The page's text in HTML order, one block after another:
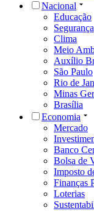
Nacional
Educação
Segurança
Clima
Meio
Auxílio
São Paulo
Rio de
Minas
Brasília
Economia
Mercado
Banco
Bolsa de
Imposto
Finanças
Loterias